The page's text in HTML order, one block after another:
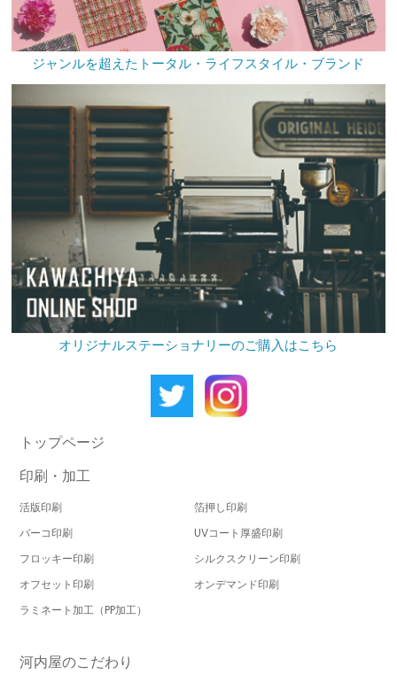
ジャンルを超えたトータル・ライフスタイル・ブランド
オリジナルステーショナリーのご購入はこちら
トップページ
印刷・加工
活版印刷
箔押し印刷
バーコ印刷
UVコート厚盛印刷
フロッキー印刷
シルクスクリーン印刷
オフセット印刷
オンデマンド印刷
ラミネート加工（PP加工）
河内屋のこだわり